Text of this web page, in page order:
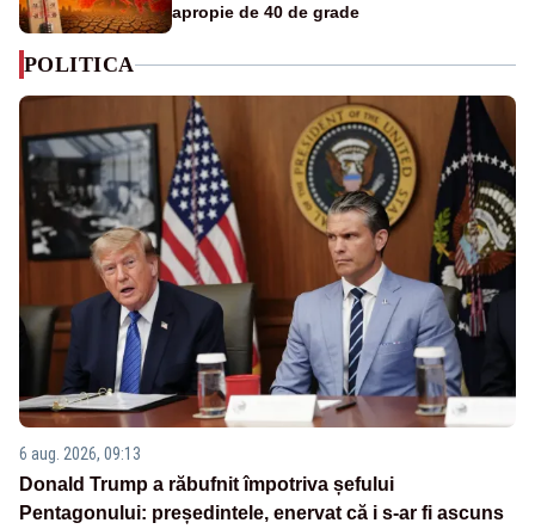
apropie de 40 de grade
POLITICA
6 aug. 2026, 09:13
Donald Trump a răbufnit împotriva șefului
Pentagonului: președintele, enervat că i s-ar fi ascuns